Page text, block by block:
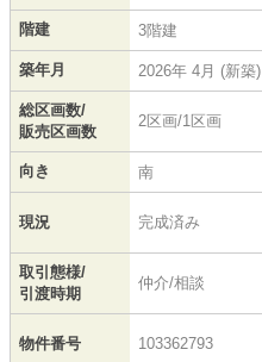
階建 3階建
築年月 2026年 4月 (新築)
総区画数/
販売区画数
2区画/1区画
向き 南
現況 完成済み
取引態様/
引渡時期
仲介/相談
物件番号 103362793